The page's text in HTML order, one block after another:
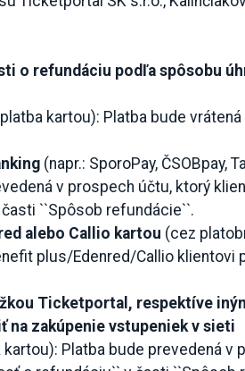
o refundáciu podľa spôsobu
kartou): Platba bude vrátená
(napr.: SporoPay, ČSOBpay,
v prospech účtu, ktorý
``Spôsob refundácie``.
alebo Callio kartou (cez
plus/Edenred/Callio klientovi
Ticketportal, respektíve
na zakúpenie vstupeniek v sieti
Platba bude prevedená v